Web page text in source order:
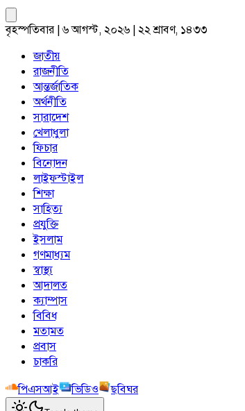
বৃহস্পতিবার | ৬ আগস্ট, ২০২৬ | ২২ শ্রাবণ, ১৪৩৩
জাতীয়
রাজনীতি
আন্তর্জাতিক
অর্থনীতি
সারাদেশ
খেলাধুলা
ফিচার
বিনোদন
লাইফস্টাইল
শিক্ষা
সাহিত্য
প্রযুক্তি
ইসলাম
গণমাধ্যম
স্বাস্থ্য
আদালত
ক্যাম্পাস
বিবিধ
মতামত
প্রবাস
চাকরি
পিএসআই
ভিডিও ছবিঘর